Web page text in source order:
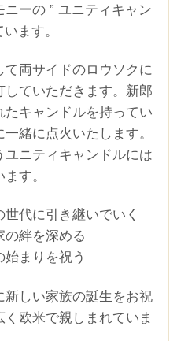
ニーの ” ユニティキャン
ます。
て両サイドのロウソクに
ていただきます。新郎
キャンドルを持ってい
緒に点火いたします。
ニティキャンドルには
す。
代に引き継いでいく
絆を深める
まりを祝う
しい家族の誕生をお祝
欧米で親しまれていま